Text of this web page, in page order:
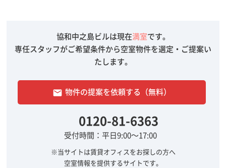
協和中之島ビルは現在満室です。
専任スタッフがご希望条件から空室物件を選定・ご提案い
たします。
email 物件の提案を依頼する（無料）
0120-81-6363
受付時間：平日9:00～17:00
※当サイトは賃貸オフィスをお探しの方へ
空室情報を提供するサイトです。